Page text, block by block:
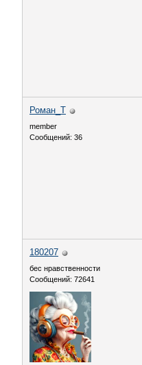
Роман_Т
member
Сообщений: 36
180207
бес нравственности
Сообщений: 72641